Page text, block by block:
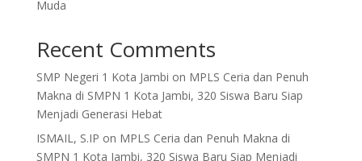
Muda
Recent Comments
SMP Negeri 1 Kota Jambi on MPLS Ceria dan Penuh
Makna di SMPN 1 Kota Jambi, 320 Siswa Baru Siap
Menjadi Generasi Hebat
ISMAIL, S.IP on MPLS Ceria dan Penuh Makna di
SMPN 1 Kota Jambi, 320 Siswa Baru Siap Menjadi